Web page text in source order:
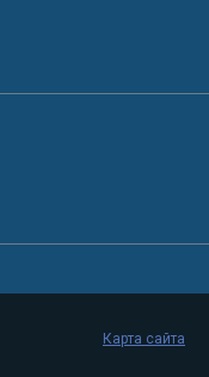
Карта сайта